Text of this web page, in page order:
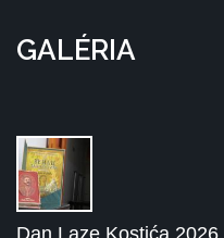
GALÉRIA